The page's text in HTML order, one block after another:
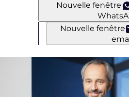
Nouvelle fenêtre
Nouvelle fenêtre